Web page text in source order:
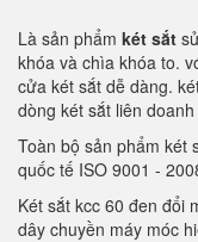
Là sản phẩm két sắt
khóa và chìa khóa to.
cửa két sắt dễ dàng.
dòng két sắt liên
Toàn bộ sản phẩm két
quốc tế ISO 9001 -
Két sắt kcc 60 đen đổi
dây chuyền máy móc